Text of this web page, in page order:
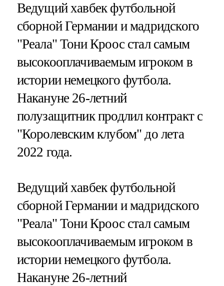
Ведущий хавбек футбольной
сборной Германии и мадридского
"Реала" Тони Кроос стал самым
высокооплачиваемым игроком в
истории немецкого футбола.
Накануне 26-летний
полузащитник продлил контракт с
"Королевским клубом" до лета
2022 года.
Ведущий хавбек футбольной
сборной Германии и мадридского
"Реала" Тони Кроос стал самым
высокооплачиваемым игроком в
истории немецкого футбола.
Накануне 26-летний